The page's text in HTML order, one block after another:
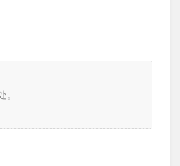
计局院内西楼2层）
。